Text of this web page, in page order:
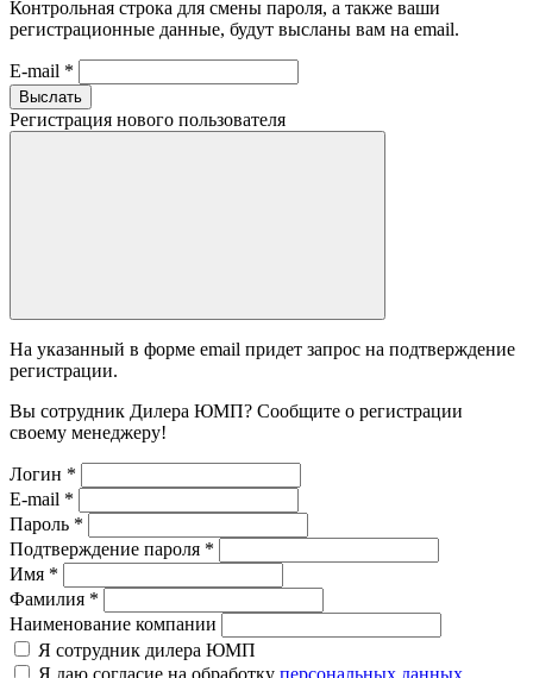
Контрольная строка для смены пароля, а также ваши
регистрационные данные, будут высланы вам на email.
E-mail *
Выслать
Регистрация нового пользователя
На указанный в форме email придет запрос на подтверждение
регистрации.
Вы сотрудник Дилера ЮМП? Сообщите о регистрации
своему менеджеру!
Логин *
E-mail *
Пароль *
Подтверждение пароля *
Имя *
Фамилия *
Наименование компании
Я сотрудник дилера ЮМП
Я даю согласие на обработку персональных данных